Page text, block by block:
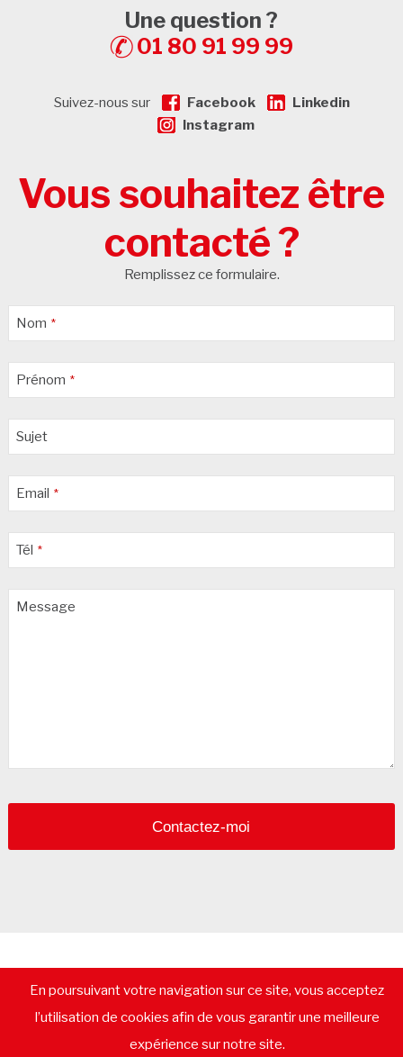
Une question ?
01 80 91 99 99
Suivez-nous sur Facebook
Linkedin
Instagram
Vous souhaitez être
contacté ?
Remplissez ce formulaire.
Nom *
Prénom *
Sujet
Email *
Tél *
Message
Contactez-moi
légales-Plan de Site-Recrutement-Calculatrice de prêt
immobilier
Vendre un immeuble Location pure
Gestion
locative-Lexique immobilier commercial-Les départements
Contactez-nous
En poursuivant votre navigation sur ce site, vous acceptez
l’utilisation de cookies afin de vous garantir une meilleure
expérience sur notre site.